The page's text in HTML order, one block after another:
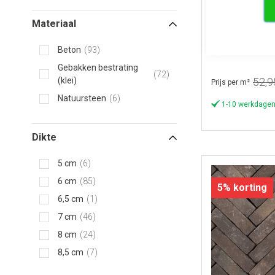
Materiaal
Beton
93
Gebakken bestrating
(klei)
72
Natuursteen 6
Dikte
5 cm
6
6 cm
85
6,5 cm
1
7 cm
46
8 cm
24
8,5 cm
7
Gebakken
Prijs per m²
1-10
5% korting